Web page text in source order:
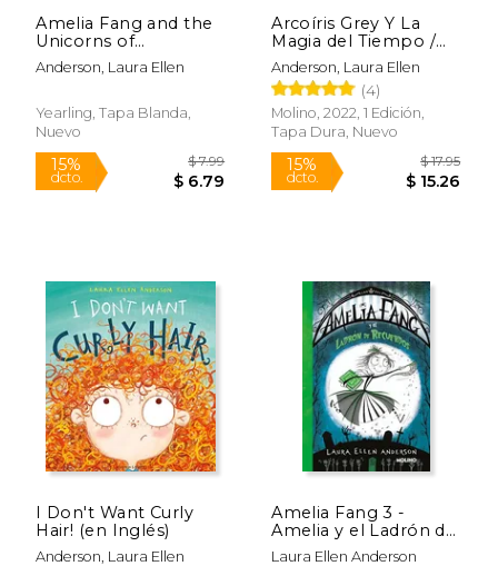
Amelia Fang and the
Unicorns of
Glitteropolis (en
Inglés)
Anderson, Laura Ellen
Yearling, Tapa Blanda,
Nuevo
15%
dcto.
$ 7.99
$ 6.79
Rápido
Arcoíris Grey Y La
Magia del Tiempo /
Rainbow Grey
Anderson, Laura Ellen
(4)
Molino, 2022, 1 Edición,
Tapa Dura, Nuevo
15%
dcto.
I Don't Want Curly
Hair! (en Inglés)
Anderson, Laura Ellen
Amelia Fang 3 -
Amelia y el Ladrón de
Recuerdos
Laura Ellen Anderson